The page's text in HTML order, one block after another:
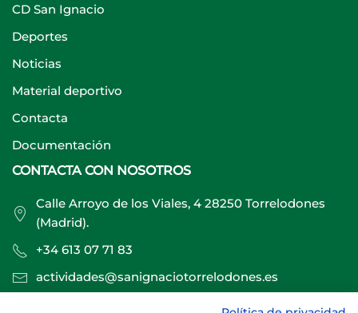
CD San Ignacio
Deportes
Noticias
Material deportivo
Contacta
Documentación
CONTACTA CON NOSOTROS
Calle Arroyo de los Viales, 4 28250 Torrelodones
(Madrid).
+34 613 07 71 83
actividades@sanignaciotorrelodones.es